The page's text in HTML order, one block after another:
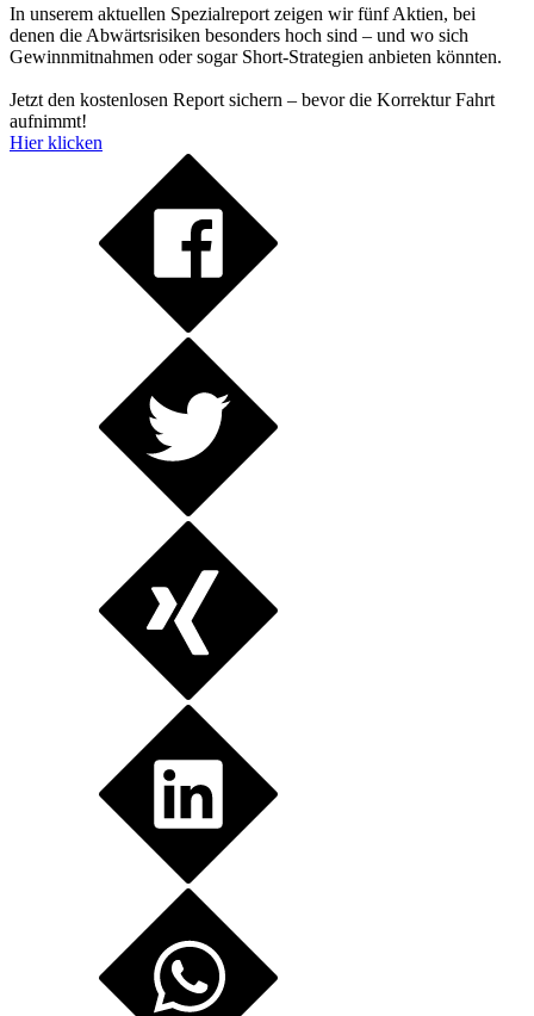
In unserem aktuellen Spezialreport zeigen wir fünf Aktien, bei
denen die Abwärtsrisiken besonders hoch sind – und wo sich
Gewinnmitnahmen oder sogar Short-Strategien anbieten könnten.
Jetzt den kostenlosen Report sichern – bevor die Korrektur Fahrt
aufnimmt!
Hier klicken